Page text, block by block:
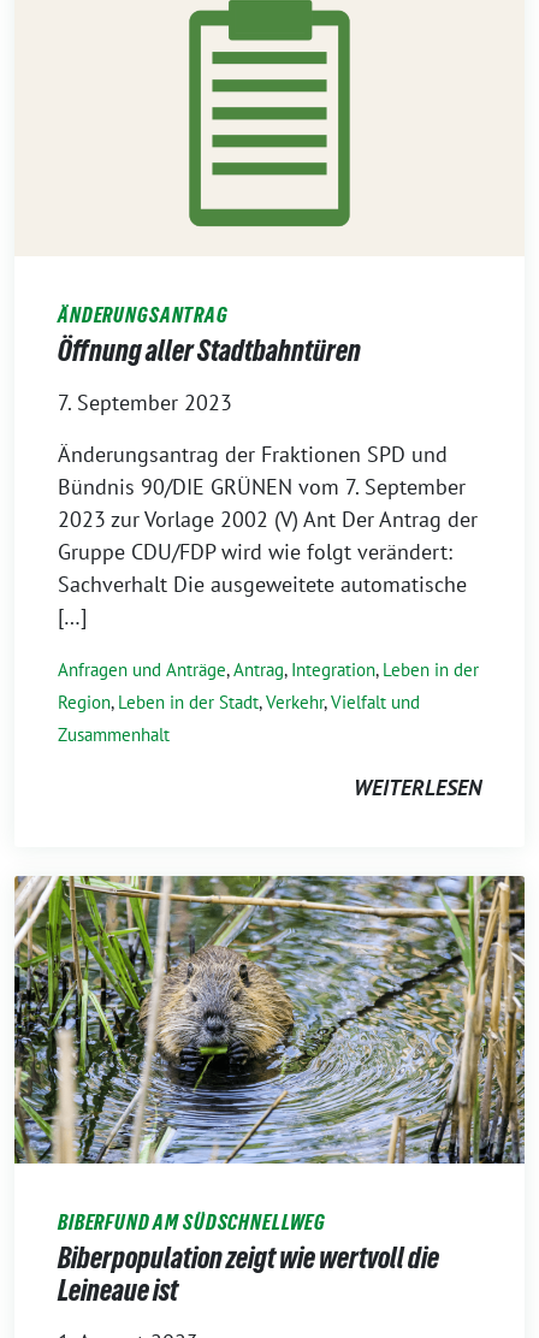
ÄNDERUNGSANTRAG
Öffnung aller Stadtbahntüren
7. September 2023
Änderungsantrag der Fraktionen SPD und
Bündnis 90/DIE GRÜNEN vom 7. September
2023 zur Vorlage 2002 (V) Ant Der Antrag der
Gruppe CDU/FDP wird wie folgt verändert:
Sachverhalt Die ausgeweitete automatische
[…]
Anfragen und Anträge,Antrag, Integration, Leben in der
Region, Leben in der Stadt,Verkehr,Vielfalt und
Zusammenhalt
WEITERLESEN
BIBERFUND AM SÜDSCHNELLWEG
Biberpopulation zeigt wie wertvoll die
Leineaue ist